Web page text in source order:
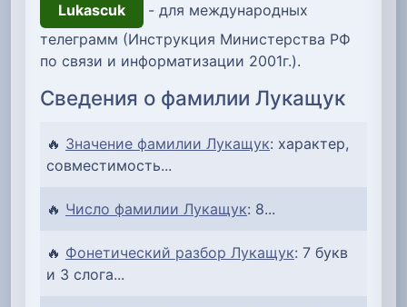
Lukascuk
- для международных
телеграмм (Инструкция Министерства РФ
по связи и информатизации 2001г.).
Сведения о фамилии Лукащук
🔥 Значение фамилии Лукащук: характер,
совместимость...
🔥 Число фамилии Лукащук: 8...
🔥 Фонетический разбор Лукащук: 7 букв
и 3 слога...